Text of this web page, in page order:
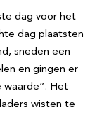
dag voor het
dag plaatsten
sneden een
en gingen er
waarde”. Het
wisten te